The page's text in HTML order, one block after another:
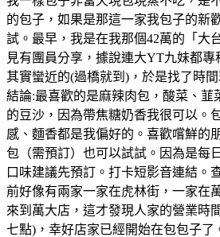
的包子，如果是那這一家我包子的新
試。最早，我是在我那個42萬的「大
見有團員分享，據說連大YT九妹都
其實蠻近的(過橋就到)，於是找了時
結論:最喜歡的是麻辣肉包，酸菜、韮
的豆沙，因為帶焦糖奶香我很可以。
感、麵香都是我偏好的。喜歡嚐鮮的
包（需預訂）也可以試試。因為是每
口味建議先預訂。打卡短影音連結。
前好像有兩家一家在虎林街，一家在
來到萬大店，這才發現人家的營業時
七點)，幸好店家已經開始在包包子了